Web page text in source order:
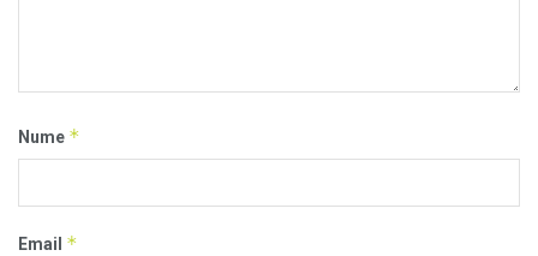
Nume *
Email *